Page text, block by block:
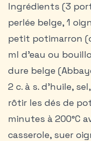
Ingrédients (3
perlée belge, 1
petit potimarron
ml d’eau ou
dure belge
2 c. à s. d’huile,
rôtir les dés de
minutes à 200°C
casserole, suer